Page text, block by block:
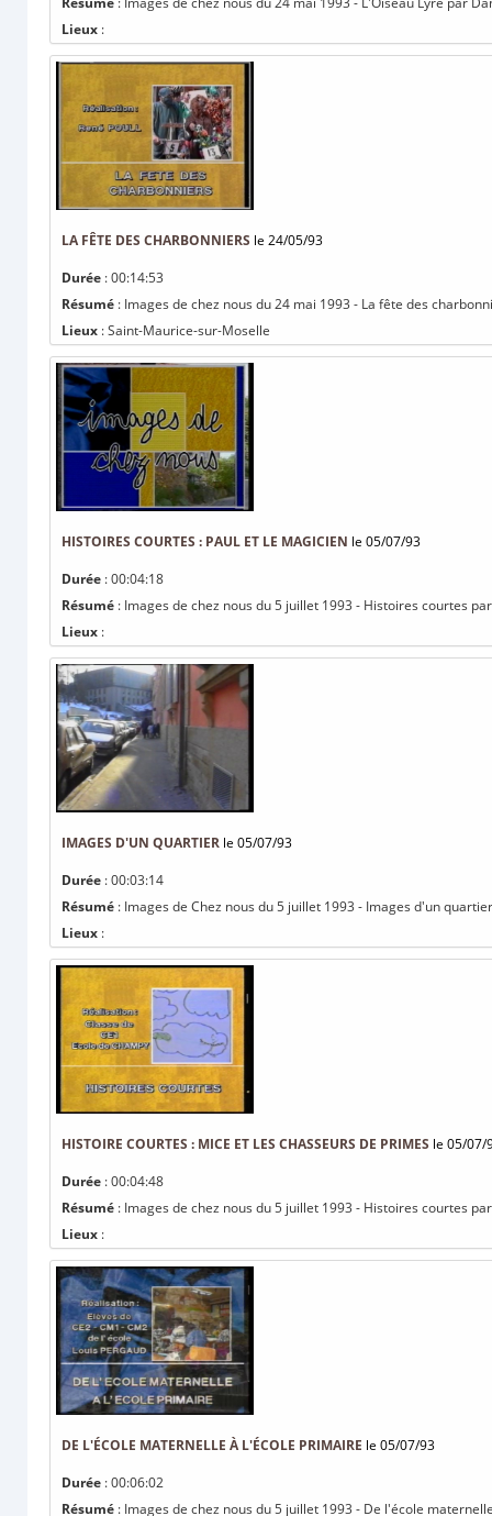
Lieux :
LA FÊTE DES CHARBONNIERS le 24/05/93
Durée : 00:14:53
Résumé : Images de chez nous du 24 mai 1993 - La fête des
Lieux : Saint-Maurice-sur-Moselle
HISTOIRES COURTES : PAUL ET LE MAGICIEN le 05/07/93
Durée : 00:04:18
Résumé : Images de chez nous du 5 juillet 1993 - Histoires courtes
Lieux :
IMAGES D'UN QUARTIER le 05/07/93
Durée : 00:03:14
Résumé : Images de Chez nous du 5 juillet 1993 - Images d'un
Lieux :
HISTOIRE COURTES : MICE ET LES CHASSEURS DE PRIMES le 05/07/
Durée : 00:04:48
Résumé : Images de chez nous du 5 juillet 1993 - Histoires courtes
Lieux :
DE L'ÉCOLE MATERNELLE À L'ÉCOLE PRIMAIRE le 05/07/93
Durée : 00:06:02
Résumé : Images de chez nous du 5 juillet 1993 - De l'école